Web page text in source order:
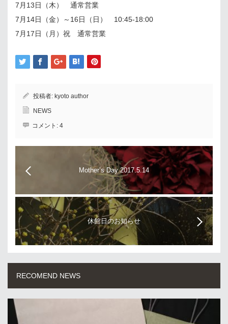
7月13日（木） 通常営業
7月14日（金）～16日（日） 10:45-18:00
7月17日（月）祝 通常営業
投稿者: kyoto author
NEWS
コメント: 4
Mother’s Day 2017.5.14
休館日のお知らせ
RECOMEND NEWS